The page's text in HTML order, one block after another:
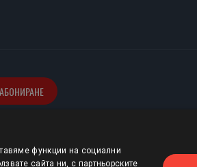
АБОНИРАНЕ
функции на социални
сайта ни, с партньорските